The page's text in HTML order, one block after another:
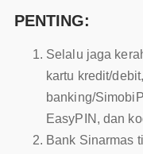
PENTING:
Selalu jaga
kartu kredit/
banking/
EasyPIN, dan
Bank Sinarmas